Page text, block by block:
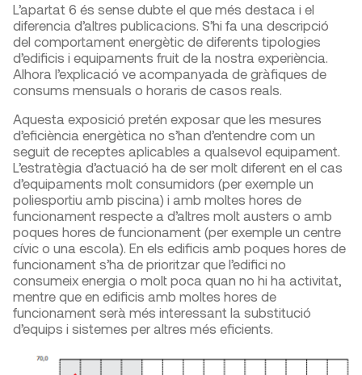
L’apartat 6 és sense dubte el que més destaca i el
diferencia d’altres publicacions. S’hi fa una descripció
del comportament energètic de diferents tipologies
d’edificis i equipaments fruit de la nostra experiència.
Alhora l’explicació ve acompanyada de gràfiques de
consums mensuals o horaris de casos reals.
Aquesta exposició pretén exposar que les mesures
d’eficiència energètica no s’han d’entendre com un
seguit de receptes aplicables a qualsevol equipament.
L’estratègia d’actuació ha de ser molt diferent en el cas
d’equipaments molt consumidors (per exemple un
poliesportiu amb piscina) i amb moltes hores de
funcionament respecte a d’altres molt austers o amb
poques hores de funcionament (per exemple un centre
cívic o una escola). En els edificis amb poques hores de
funcionament s’ha de prioritzar que l’edifici no
consumeix energia o molt poca quan no hi ha activitat,
mentre que en edificis amb moltes hores de
funcionament serà més interessant la substitució
d’equips i sistemes per altres més eficients.